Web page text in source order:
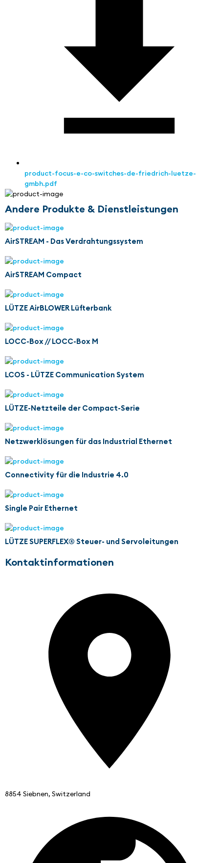
product-focus-e-co-switches-de-friedrich-luetze-
gmbh.pdf
Andere Produkte & Dienstleistungen
AirSTREAM - Das Verdrahtungssystem
AirSTREAM Compact
LÜTZE AirBLOWER Lüfterbank
LOCC-Box // LOCC-Box M
LCOS - LÜTZE Communication System
LÜTZE-Netzteile der Compact-Serie
Netzwerklösungen für das Industrial Ethernet
Connectivity für die Industrie 4.0
Single Pair Ethernet
LÜTZE SUPERFLEX® Steuer- und Servoleitungen
Kontaktinformationen
8854 Siebnen, Switzerland